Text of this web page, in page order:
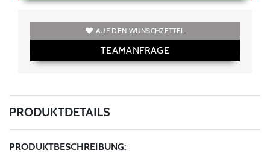
AUF DEN WUNSCHZETTEL
TEAMANFRAGE
PRODUKTDETAILS
PRODUKTBESCHREIBUNG: